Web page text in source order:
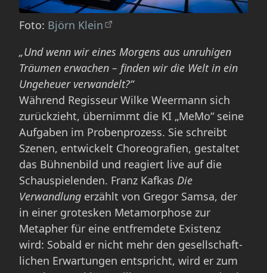
Foto: Björn Klein
„Und wenn wir eines Morgens aus unruhigen
Träumen erwachen – finden wir die Welt in ein
Ungeheuer verwandelt?“
Während Regisseur Wilke Weermann sich
zurückzieht, übernimmt die KI „MeMo“ seine
Aufgaben im Probenprozess. Sie schreibt
Szenen, entwickelt Choreografien, gestaltet
das Bühnenbild und reagiert live auf die
Schauspielenden. Franz Kafkas Die
Verwandlung erzählt von Gregor Samsa, der
in einer grotesken Metamorphose zur
Metapher für eine entfremdete Existenz
wird: Sobald er nicht mehr den gesellschaft­
lichen Erwartungen entspricht, wird er zum